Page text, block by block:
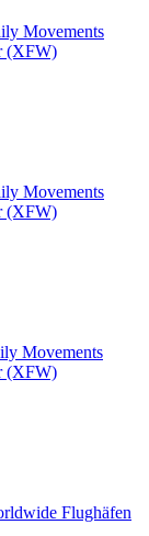
Movements
(XFW)
Movements
(XFW)
Movements
(XFW)
Flughäfen